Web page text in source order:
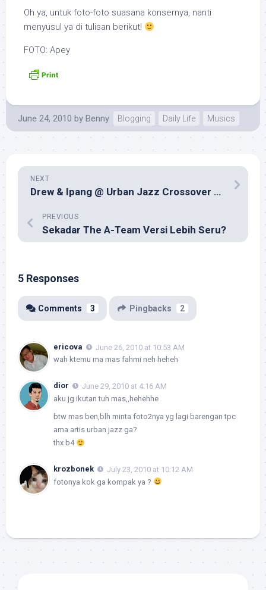
Oh ya, untuk foto-foto suasana konsernya, nanti
menyusul ya di tulisan berikut!
FOTO: Apey
June 24, 2010 by Benny Blogging Daily Life Musics
NEXT
Drew & Ipang @ Urban Jazz Crossover 2010 Surabaya
PREVIOUS
Sekadar The A-Team Versi Lebih Seru?
5 Responses
Comments 3 Pingbacks 2
ericova
June 26, 2010 at 10:53 AM
wah ktemu ma mas fahmi neh heheh
dior
June 29, 2010 at 4:16 AM
aku jg ikutan tuh mas,,hehehhe
btw mas ben,blh minta foto2nya yg lagi barengan tpc
ama artis urban jazz ga?
thx b4
krozbonek
July 23, 2010 at 10:12 AM
fotonya kok ga kompak ya ?